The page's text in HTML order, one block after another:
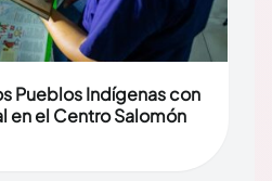
Pueblos Indígenas con
en el Centro Salomón